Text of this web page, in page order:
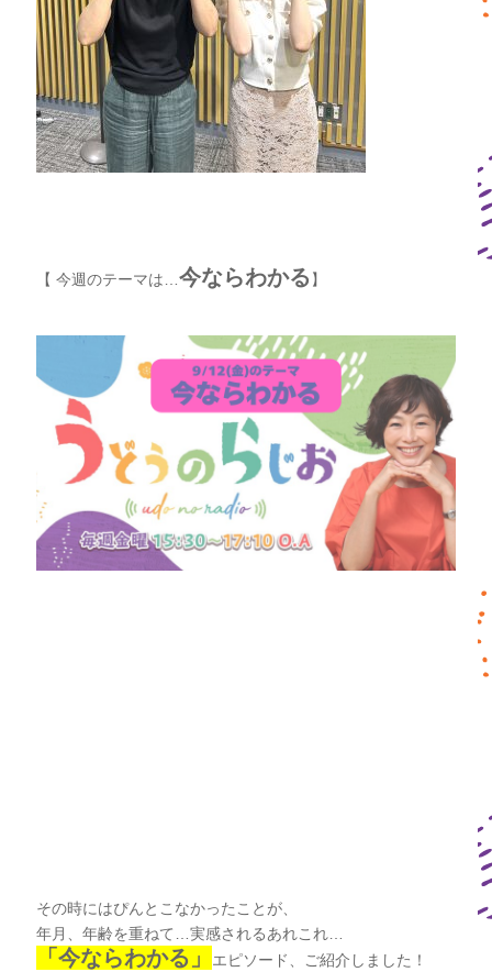
【 今週のテーマは…今ならわかる 】
その時にはぴんとこなかったことが、
年月、年齢を重ねて…実感されるあれこれ…
「今ならわかる」 エピソード、ご紹介しました！